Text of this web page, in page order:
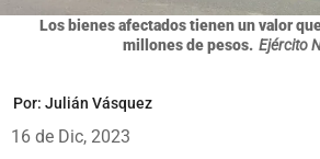
Los bienes afectados tienen un valor
millones de pesos. Ejército
Por: Julián Vásquez
16 de Dic, 2023